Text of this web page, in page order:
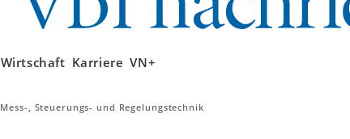
Wirtschaft Karriere VN+
Mess-, Steuerungs- und Regelungstechnik